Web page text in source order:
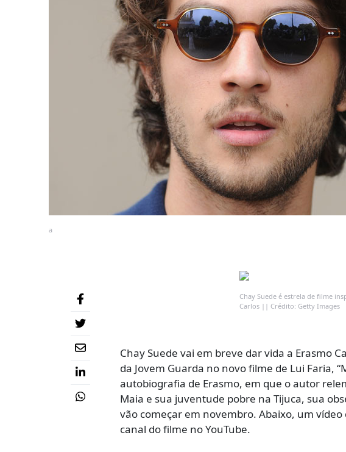
a
Chay Suede é estrela de filme
Carlos || Crédito: Getty Images
Chay Suede vai em breve dar vida a Erasmo
da Jovem Guarda no novo filme de Lui Faria,
autobiografia de Erasmo, em que o autor
Maia e sua juventude pobre na Tijuca, sua
vão começar em novembro. Abaixo, um
canal do filme no YouTube.